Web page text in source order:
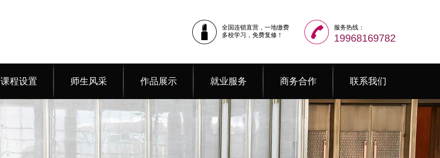
全国连锁直营，一地缴费
多校学习，免费复修！
服务热线：
19968169782
课程设置 师生风采 作品展示 就业服务 商务合作 联系我们